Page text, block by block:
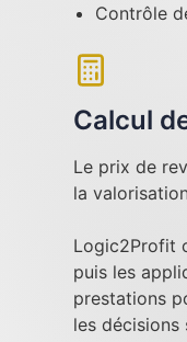
Contrôle
Calcul
Le prix de
la
Logic2Profit
puis les
prestations
les décisions